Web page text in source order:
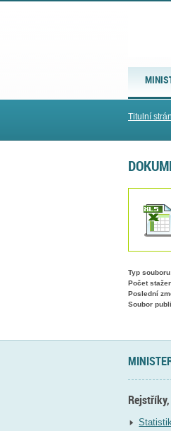
Titulní
Typ
Počet
Poslední
Soubor